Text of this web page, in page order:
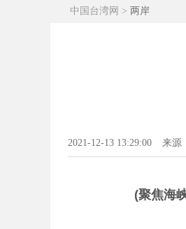
中国台湾网 > 两岸
2021-12-13 13:29:00 来源
(聚焦海